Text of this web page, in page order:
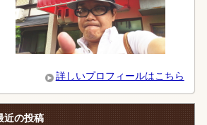
詳しいプロフィールはこちら
近の投稿